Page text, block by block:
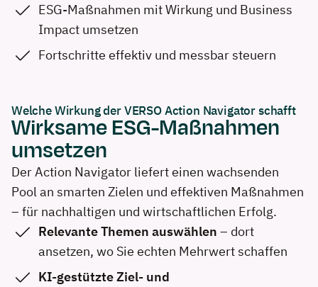
ESG-Maßnahmen mit Wirkung und Business
Impact umsetzen
Fortschritte effektiv und messbar steuern
Welche Wirkung der VERSO Action Navigator schafft
Wirksame ESG-Maßnahmen
umsetzen
DerAction Navigator liefert einen wachsenden
Pool an smarten Zielen und effektiven Maßnahmen
– für nachhaltigen und wirtschaftlichen Erfolg.
Relevante Themen auswählen – dort
ansetzen, wo Sie echten Mehrwert schaffen
KI-gestützte Ziel- und